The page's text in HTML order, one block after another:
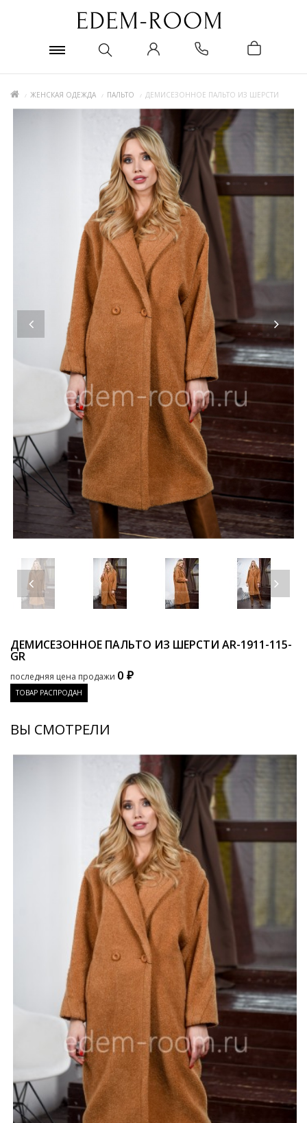
ЖЕНСКАЯ ОДЕЖДА ПАЛЬТО ДЕМИСЕЗОННОЕ ПАЛЬТО ИЗ ШЕРСТИ
ДЕМИСЕЗОННОЕ ПАЛЬТО ИЗ ШЕРСТИ AR-1911-115-
GR
последняя цена продажи 0 ₽
ТОВАР РАСПРОДАН
ВЫ СМОТРЕЛИ